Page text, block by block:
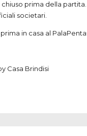
prima della
societari.
in casa al
Casa Brindisi